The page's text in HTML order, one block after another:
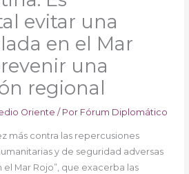
evitar una
en el Mar
una
regional
Oriente / Por Fórum Diplomático
más contra las repercusiones
y de seguridad adversas
Mar Rojo”, que exacerba las